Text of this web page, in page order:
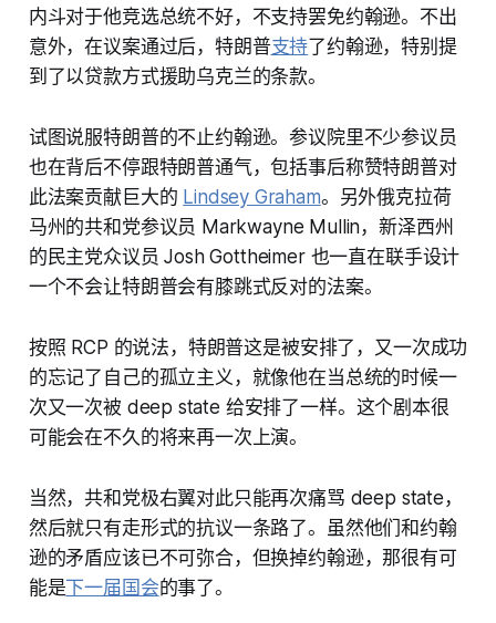
内斗对于他竞选总统不好，不支持罢免约翰逊。不出
意外，在议案通过后，特朗普支持了约翰逊，特别提
到了以贷款方式援助乌克兰的条款。
试图说服特朗普的不止约翰逊。参议院里不少参议员
也在背后不停跟特朗普通气，包括事后称赞特朗普对
此法案贡献巨大的 Lindsey Graham。另外俄克拉荷
马州的共和党参议员 Markwayne Mullin，新泽西州
的民主党众议员 Josh Gottheimer 也一直在联手设计
一个不会让特朗普会有膝跳式反对的法案。
按照 RCP 的说法，特朗普这是被安排了，又一次成功
的忘记了自己的孤立主义，就像他在当总统的时候一
次又一次被 deep state 给安排了一样。这个剧本很
可能会在不久的将来再一次上演。
当然，共和党极右翼对此只能再次痛骂 deep state，
然后就只有走形式的抗议一条路了。虽然他们和约翰
逊的矛盾应该已不可弥合，但换掉约翰逊，那很有可
能是下一届国会的事了。